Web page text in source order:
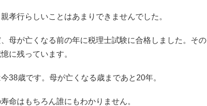
孝行らしいことはあまりできませんでした。
母が亡くなる前の年に税理士試験に合格しました。そ
に残っています。
38歳です。母が亡くなる歳まであと20年。
寿命はもちろん誰にもわかりません。